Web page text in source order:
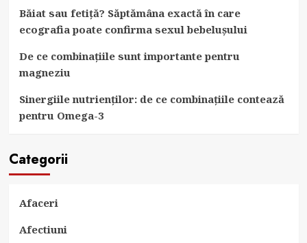
Băiat sau fetiță? Săptămâna exactă în care
ecografia poate confirma sexul bebelușului
De ce combinațiile sunt importante pentru
magneziu
Sinergiile nutrienților: de ce combinațiile contează
pentru Omega-3
Categorii
Afaceri
Afectiuni